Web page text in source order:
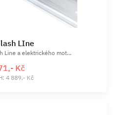
LIne
Line a elektrického mot...
Kč
4 889,- Kč